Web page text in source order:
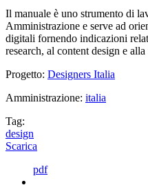
Il manuale è uno strumento di
Amministrazione e serve ad
digitali fornendo indicazioni
research, al content design e
Progetto: Designers Italia
Amministrazione: italia
Tag:
design
Scarica
pdf